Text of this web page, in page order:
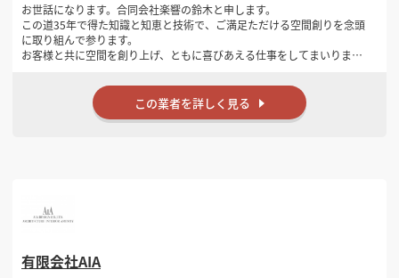
お世話になります。合同会社楽響の鈴木と申します。
この道35年で得た知識と知恵と技術で、ご満足ただける空間創りを念頭
に取り組んで参ります。
お客様と共に空間を創り上げ、ともに喜びあえる仕事をしてまいりま
是非、私と共に素晴らしい空間を創り上げましょう。
よろしくお願いいたします。この業者を詳しく見る
有限会社AIA